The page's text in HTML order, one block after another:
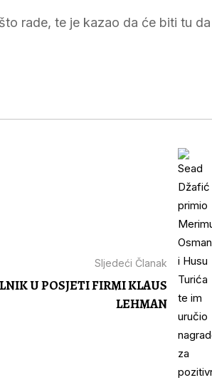
rade, te je kazao da će biti tu da
Sljedeći Članak
U POSJETI FIRMI KLAUS
LEHMAN